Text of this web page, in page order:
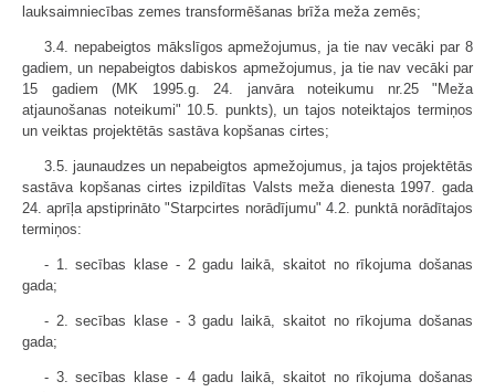
lauksaimniecības zemes transformēšanas brīža meža zemēs;
3.4. nepabeigtos mākslīgos apmežojumus, ja tie nav vecāki par 8
gadiem, un nepabeigtos dabiskos apmežojumus, ja tie nav vecāki par
15 gadiem (MK 1995.g. 24. janvāra noteikumu nr.25 "Meža
atjaunošanas noteikumi" 10.5. punkts), un tajos noteiktajos termiņos
un veiktas projektētās sastāva kopšanas cirtes;
3.5. jaunaudzes un nepabeigtos apmežojumus, ja tajos projektētās
sastāva kopšanas cirtes izpildītas Valsts meža dienesta 1997. gada
24. aprīļa apstiprināto "Starpcirtes norādījumu" 4.2. punktā norādītajos
termiņos:
- 1. secības klase - 2 gadu laikā, skaitot no rīkojuma došanas
gada;
- 2. secības klase - 3 gadu laikā, skaitot no rīkojuma došanas
gada;
- 3. secības klase - 4 gadu laikā, skaitot no rīkojuma došanas